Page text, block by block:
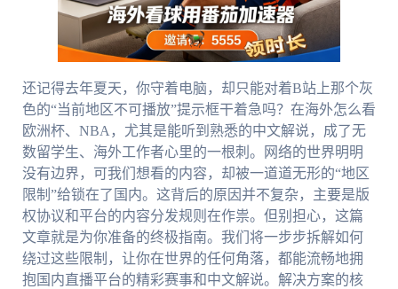
还记得去年夏天，你守着电脑，却只能对着B站上那个灰
色的“当前地区不可播放”提示框干着急吗？在海外怎么看
欧洲杯、NBA，尤其是能听到熟悉的中文解说，成了无
数留学生、海外工作者心里的一根刺。网络的世界明明
没有边界，可我们想看的内容，却被一道道无形的“地区
限制”给锁在了国内。这背后的原因并不复杂，主要是版
权协议和平台的内容分发规则在作祟。但别担心，这篇
文章就是为你准备的终极指南。我们将一步步拆解如何
绕过这些限制，让你在世界的任何角落，都能流畅地拥
抱国内直播平台的精彩赛事和中文解说。解决方案的核